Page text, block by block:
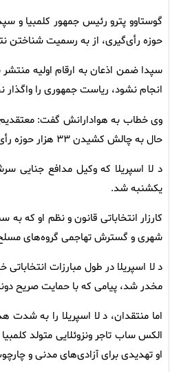
گوستاوو پترو رئیس جمهور کلمبیا و
حوزه رأی‌گیری، از به رسمیت شناختن
سپدا ضمن اذعان به ارقام اولیه
انجام نشود، ریاست جمهوری را واگذار
وی خطاب به هوادارانش گفت: معتقدیم
حال به چالش کشیدن ۳۳ هزار حوزه رأی‌گیری در سراسر کشور هستند. هر یک از این حوزه‌ها باید مورد بازشماری قرار گیرند.
یکشنبه شد.
کارزار انتخاباتی قانون و نظم او که
شهری و گسترش تهاجمی گروه‌های
د لا اسپریلا در طول مبارزات
مخدر شد، پیامی که با حمایت صریح
اما منتقدان، د لا اسپریلا را به شدت
الکس ساب تاجر ونزوئلایی متولد
او تهدیدی برای آزادی‌های مدنی و